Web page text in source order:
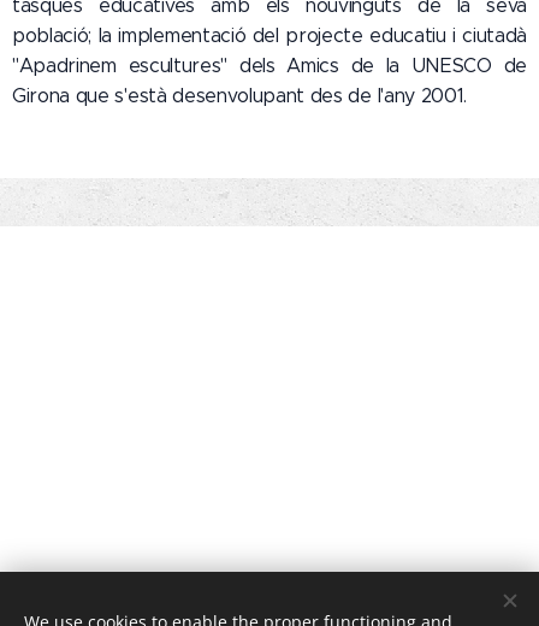
tasques educatives amb els nouvinguts de la seva
població; la implementació del projecte educatiu i ciutadà
"Apadrinem escultures" dels Amics de la UNESCO de
Girona que s'està desenvolupant des de l'any 2001.